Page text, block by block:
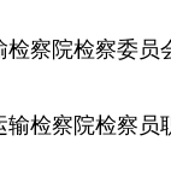
院检察委员
检察院检察员